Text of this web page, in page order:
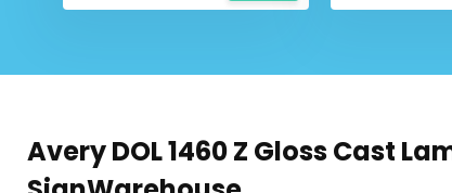
Avery DOL 1460 Z Gloss Cast